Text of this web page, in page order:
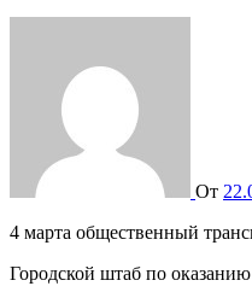
От
4 марта общественный
Городской штаб по